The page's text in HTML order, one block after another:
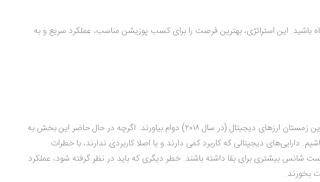
باشید. این استراتژی، بهترین فرصت را برای کسب پوزیشن مناسب، عملکرد سریع و به
تعدادی از سرمایه‌گذار‌‌های خطر‌پذیر در رمز‌ارز‌ها، نتوانستند در آخرین زمستان ارزهای دیجیتال (در سال ۲۰۱۸) دوام بیاورند. اگرچه در حال حاضر این بخش به
دیجیتالی که کاربرد کمی دارند و یا اصلا کاربردی ندارند، با خطرات
شانس بیشتری برای بقا داشته باشند. خطر دیگری که باید در نظر گرفته شود، عملکرد
بخورند.